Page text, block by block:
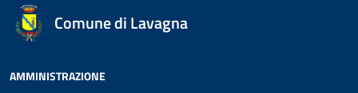
Comune di Lavagna
AMMINISTRAZIONE